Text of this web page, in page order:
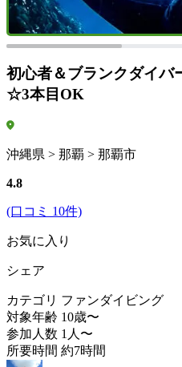
初心者＆ブランクダイ
☆3本目OK
沖縄県 > 那覇 > 那覇市
4.8
(口コミ 10件)
お気に入り
シェア
カテゴリ ファンダイビング
対象年齢 10歳〜
参加人数 1人〜
所要時間 約7時間